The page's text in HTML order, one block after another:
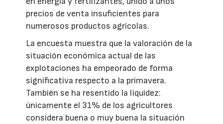
precios de venta insuficientes para
numerosos productos agrícolas.
La encuesta muestra que la valoración de la
situación económica actual de las
explotaciones ha empeorado de forma
significativa respecto a la primavera.
También se ha resentido la liquidez:
únicamente el 31% de los agricultores
considera buena o muy buena la situación